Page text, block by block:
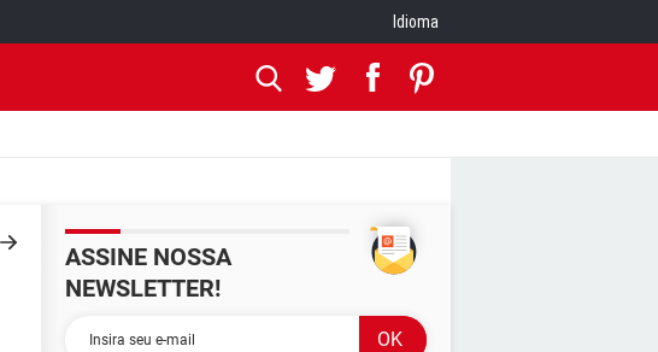
Idioma
ASSINE NOSSA
NEWSLETTER!